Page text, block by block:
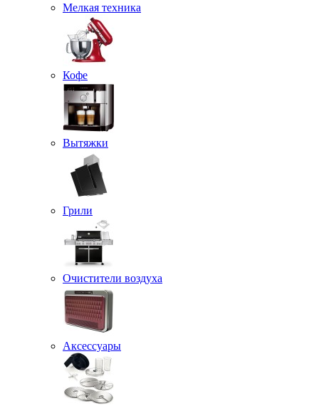
Мелкая техника
Кофе
Вытяжки
Грили
Очистители воздуха
Аксессуары